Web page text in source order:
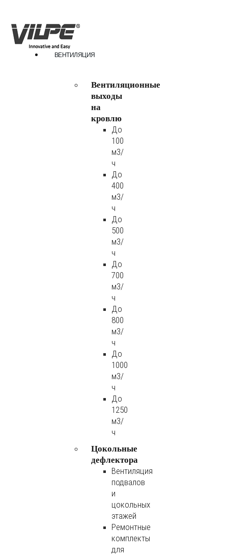
ВЕНТИЛЯЦИЯ
Вентиляционные
выходы
на
кровлю
До
100
м3/
ч
До
400
м3/
ч
До
500
м3/
ч
До
700
м3/
ч
До
800
м3/
ч
До
1000
м3/
ч
До
1250
м3/
ч
Цокольные
дефлектора
Вентиляция
подвалов
и
цокольных
этажей
Ремонтные
комплекты
для